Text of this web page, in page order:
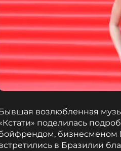
возлюбленная
поделилась
бизнесменом
в Бразилии